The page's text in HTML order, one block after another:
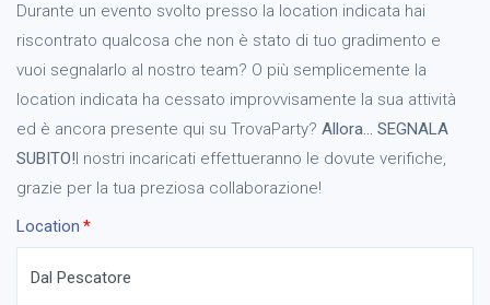
Durante un evento svolto presso la location indicata hai
riscontrato qualcosa che non è stato di tuo gradimento e
vuoi segnalarlo al nostro team? O più semplicemente la
location indicata ha cessato improvvisamente la sua attività
ed è ancora presente qui su TrovaParty? Allora… SEGNALA
SUBITO!I nostri incaricati effettueranno le dovute verifiche,
grazie per la tua preziosa collaborazione!
Location